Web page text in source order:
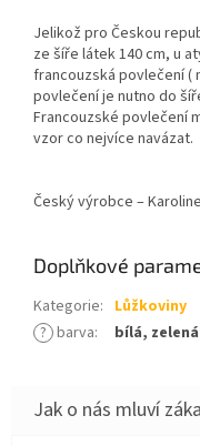
Jelikož pro Českou
ze šíře látek 140 cm, u
francouzská povlečení (
povlečení je nutno do
Francouzské povlečení
vzor co nejvíce navázat.
Český výrobce –
Doplňkové
Kategorie: Lůžkoviny
? barva: bílá, zelená